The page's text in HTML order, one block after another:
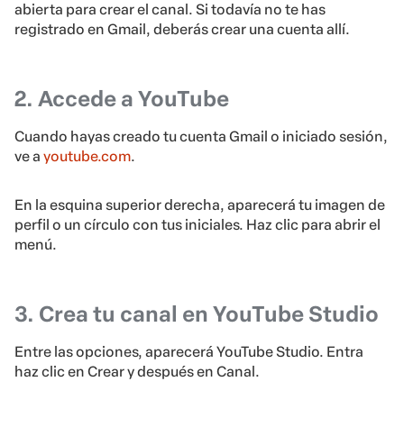
abierta para crear el canal. Si todavía no te has
registrado en Gmail, deberás crear una cuenta allí.
2. Accede a YouTube
Cuando hayas creado tu cuenta Gmail o iniciado sesión,
ve a youtube.com.
En la esquina superior derecha, aparecerá tu imagen de
perfil o un círculo con tus iniciales. Haz clic para abrir el
menú.
3. Crea tu canal en YouTube Studio
Entre las opciones, aparecerá YouTube Studio. Entra
haz clic en Crear y después en Canal.